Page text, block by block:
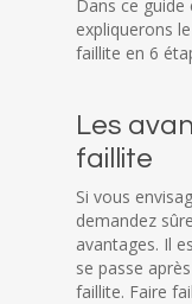
Dans ce
expliquerons
faillite en 6
Les
faillite
Si vous
demandez
avantages. Il
se passe
faillite. Faire